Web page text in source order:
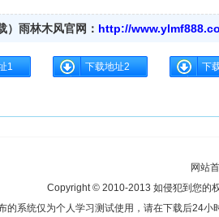
雨林木风官网： http://
1 下载地址2 下
网站
Copyright © 2010-2013 如侵犯到您的
的系统仅为个人学习测试使用，请在下载后24